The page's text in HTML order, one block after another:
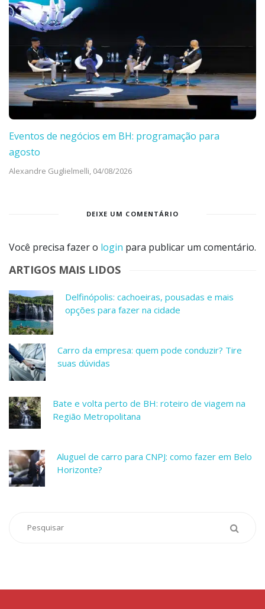
Eventos de negócios em BH: programação para
agosto
Alexandre Guglielmelli, 04/08/2026
DEIXE UM COMENTÁRIO
Você precisa fazer o login para publicar um comentário.
ARTIGOS MAIS LIDOS
Delfinópolis: cachoeiras, pousadas e mais
opções para fazer na cidade
Carro da empresa: quem pode conduzir? Tire
suas dúvidas
Bate e volta perto de BH: roteiro de viagem na
Região Metropolitana
Aluguel de carro para CNPJ: como fazer em Belo
Horizonte?